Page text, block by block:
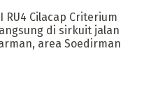
Cilacap Criterium
di sirkuit jalan
area Soedirman